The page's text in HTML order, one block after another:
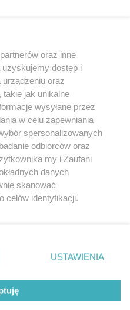
nie może być powielany i
w jakikolwiek sposób (w
na jakimkolwiek polu
z umieszczaniem w
praw. Jakiekolwiek użycie lub
części z naruszeniem prawa,
pod groźbą kary i może być
ZPR Media
oraz inne
dostęp i
oraz
takie jak unikalne
wysyłane przez
w celu zapewniania
spersonalizowanych
odbiorców oraz
my i Zaufani
danych
skanować
celów identyfikacji.
ustawień prywatności
rogu strony
wymagają zgody
się takiemu
miały zastosowanie tylko
USTAWIENIA